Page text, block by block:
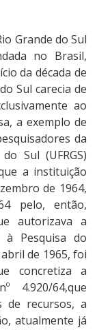
Grande do Sul
no Brasil,
da década de
Sul carecia de
ao
a exemplo de
da
Sul (UFRGS)
a instituição
de 1964,
pelo, então,
autorizava a
à Pesquisa do
de 1965, foi
concretiza a
4.920/64,que
de recursos, a
atualmente já